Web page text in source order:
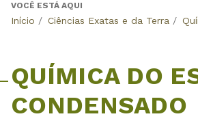
Back
VOCÊ ESTÁ AQUI
Início / Ciências Exatas e da Terra /
QUÍMICA DO
CONDENSADO